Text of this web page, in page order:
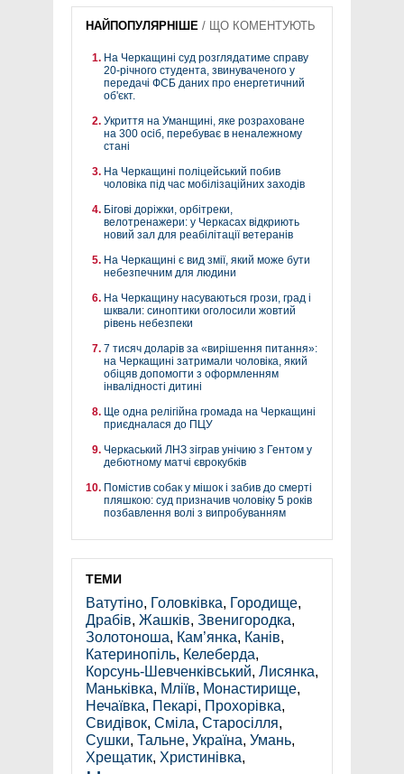
НАЙПОПУЛЯРНІШЕ / ЩО КОМЕНТУЮТЬ
На Черкащині суд розглядатиме справу
20-річного студента, звинуваченого у
передачі ФСБ даних про енергетичний
об'єкт.
Укриття на Уманщині, яке розраховане
на 300 осіб, перебуває в неналежному
стані
На Черкащині поліцейський побив
чоловіка під час мобілізаційних заходів
Бігові доріжки, орбітреки,
велотренажери: у Черкасах відкриють
новий зал для реабілітації ветеранів
На Черкащині є вид змії, який може бути
небезпечним для людини
На Черкащину насуваються грози, град і
шквали: синоптики оголосили жовтий
рівень небезпеки
7 тисяч доларів за «вирішення питання»:
на Черкащині затримали чоловіка, який
обіцяв допомогти з оформленням
інвалідності дитині
Ще одна релігійна громада на Черкащині
приєдналася до ПЦУ
Черкаський ЛНЗ зіграв унічию з Гентом у
дебютному матчі єврокубків
Помістив собак у мішок і забив до смерті
пляшкою: суд призначив чоловіку 5 років
позбавлення волі з випробуванням
ТЕМИ
Ватутіно, Головківка, Городище,
Драбів, Жашків, Звенигородка,
Золотоноша, Кам’янка, Канів,
Катеринопіль, Келеберда,
Корсунь-Шевченківський, Лисянка,
Маньківка, Мліїв, Монастирище,
Нечаївка, Пекарі, Прохорівка,
Свидівок, Сміла, Старосілля,
Сушки, Тальне, Україна, Умань,
Хрещатик, Христинівка,